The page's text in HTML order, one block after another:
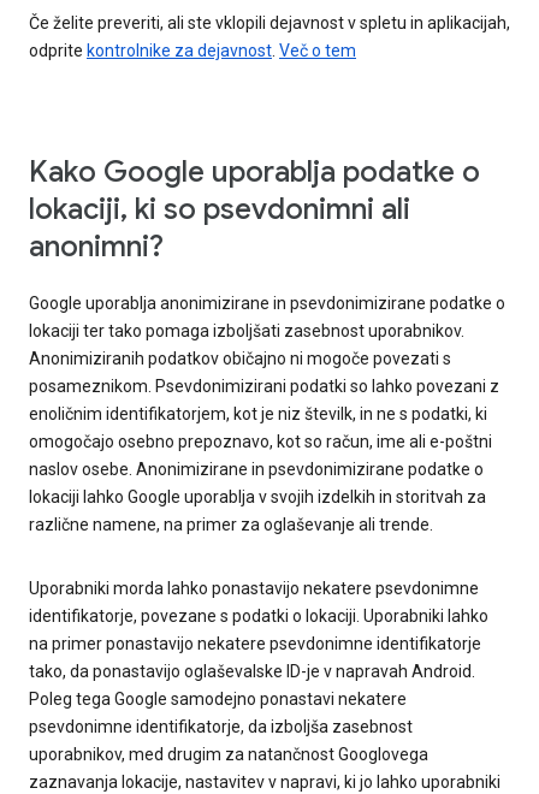
Če želite preveriti, ali ste vklopili dejavnost v spletu in aplikacijah,
odprite kontrolnike za dejavnost. Več o tem
Kako Google uporablja podatke o
lokaciji, ki so psevdonimni ali
anonimni?
Google uporablja anonimizirane in psevdonimizirane podatke o
lokaciji ter tako pomaga izboljšati zasebnost uporabnikov.
Anonimiziranih podatkov običajno ni mogoče povezati s
posameznikom. Psevdonimizirani podatki so lahko povezani z
enoličnim identifikatorjem, kot je niz številk, in ne s podatki, ki
omogočajo osebno prepoznavo, kot so račun, ime ali e-poštni
naslov osebe. Anonimizirane in psevdonimizirane podatke o
lokaciji lahko Google uporablja v svojih izdelkih in storitvah za
različne namene, na primer za oglaševanje ali trende.
Uporabniki morda lahko ponastavijo nekatere psevdonimne
identifikatorje, povezane s podatki o lokaciji. Uporabniki lahko
na primer ponastavijo nekatere psevdonimne identifikatorje
tako, da ponastavijo oglaševalske ID-je v napravah Android.
Poleg tega Google samodejno ponastavi nekatere
psevdonimne identifikatorje, da izboljša zasebnost
uporabnikov, med drugim za natančnost Googlovega
zaznavanja lokacije, nastavitev v napravi, ki jo lahko uporabniki